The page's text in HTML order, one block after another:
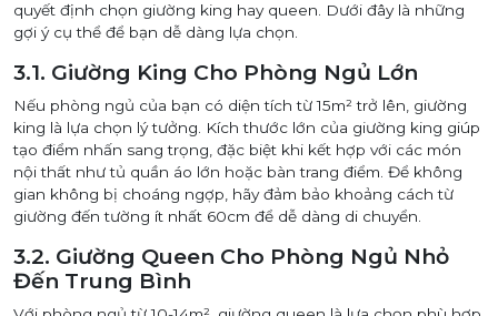
quyết định chọn giường king hay queen. Dưới đây là những
gợi ý cụ thể để bạn dễ dàng lựa chọn.
3.1. Giường King Cho Phòng Ngủ Lớn
Nếu phòng ngủ của bạn có diện tích từ 15m² trở lên, giường
king là lựa chọn lý tưởng. Kích thước lớn của giường king giúp
tạo điểm nhấn sang trọng, đặc biệt khi kết hợp với các món
nội thất như tủ quần áo lớn hoặc bàn trang điểm. Để không
gian không bị choáng ngợp, hãy đảm bảo khoảng cách từ
giường đến tường ít nhất 60cm để dễ dàng di chuyển.
3.2. Giường Queen Cho Phòng Ngủ Nhỏ
Đến Trung Bình